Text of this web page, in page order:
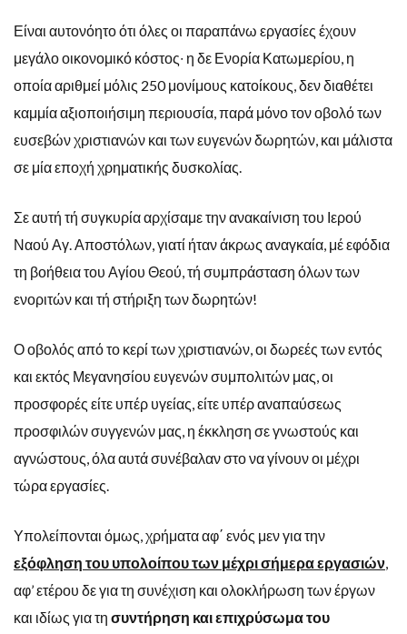
Είναι αυτονόητο ότι όλες οι παραπάνω εργασίες έχουν
μεγάλο οικονομικό κόστος∙ η δε Ενορία Κατωμερίου, η
οποία αριθμεί μόλις 250 μονίμους κατοίκους, δεν διαθέτει
καμμία αξιοποιήσιμη περιουσία, παρά μόνο τον οβολό των
ευσεβών χριστιανών και των ευγενών δωρητών, και μάλιστα
σε μία εποχή χρηματικής δυσκολίας.
Σε αυτή τή συγκυρία αρχίσαμε την ανακαίνιση του Ιερού
Ναού Αγ. Αποστόλων, γιατί ήταν άκρως αναγκαία, μέ εφόδια
τη βοήθεια του Αγίου Θεού, τή συμπράσταση όλων των
ενοριτών και τή στήριξη των δωρητών!
Ο οβολός από το κερί των χριστιανών, οι δωρεές των εντός
και εκτός Μεγανησίου ευγενών συμπολιτών μας, οι
προσφορές είτε υπέρ υγείας, είτε υπέρ αναπαύσεως
προσφιλών συγγενών μας, η έκκληση σε γνωστούς και
αγνώστους, όλα αυτά συνέβαλαν στο να γίνουν οι μέχρι
τώρα εργασίες.
Υπολείπονται όμως, χρήματα αφ΄ ενός μεν για την
εξόφληση του υπολοίπου των μέχρι σήμερα εργασιών,
αφ’ ετέρου δε για τη συνέχιση και ολοκλήρωση των έργων
και ιδίως για τη συντήρηση και επιχρύσωμα του